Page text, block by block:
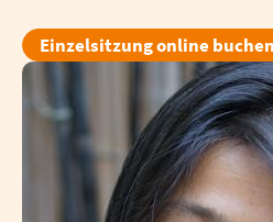
Einzelsitzung online buchen